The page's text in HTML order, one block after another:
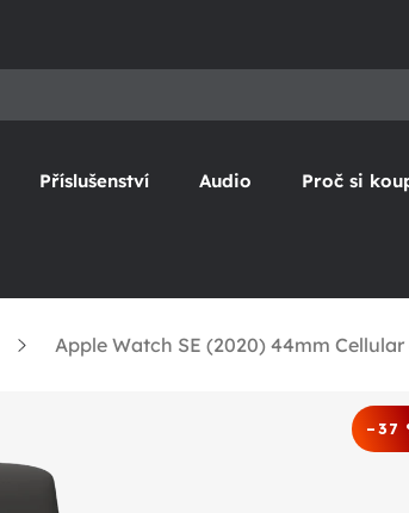
Příslušenství Audio Proč si
Apple Watch SE (2020) 44mm
–37